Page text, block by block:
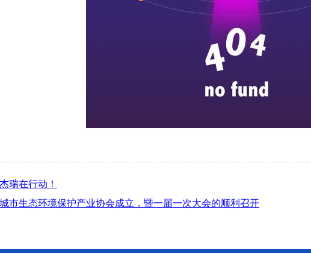
瑞在行动！
市生态环境保护产业协会成立，暨一届一次大会的顺利召开